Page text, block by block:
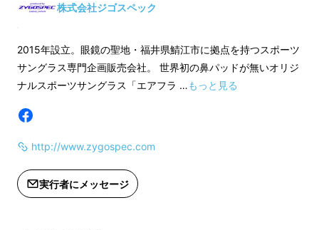
スです。鼻パッドがないので鼻骨を圧迫せず楽
パッドを使ってサングラスを支えます。女性は
鼻パッドの赤い跡が付くのが嫌な方は多いと思
を採用。
汗でも滑りにくい素材です。
ランニングから自転車や野球、登山な
幅広く使えるスポーツサングラスで
鼻パッドのないス
株式会社ジゴスペック
2015年設立。眼鏡の聖地・福井県鯖江市に拠点を持つスポーツ
サングラス専門企画販売会社。 世界初の鼻パッドが無いオリジ
ナルスポーツサングラス「エアフラ …もっと見る
http://www.zygospec.com
実行者にメッセージ